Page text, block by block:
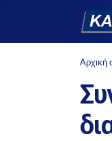
Αρχική